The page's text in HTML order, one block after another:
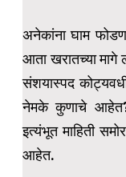
अनेकांना घाम
आता खरातच्या
संशयास्पद
नेमके कुणाचे आहेत?
इत्यंभूत माहिती
आहेत.